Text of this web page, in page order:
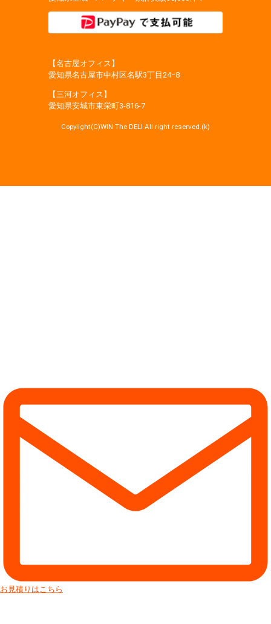
【名古屋オフィス】
愛知県名古屋市中村区名駅3丁目24−8
【三河オフィス】
愛知県安城市東栄町3‐816‐7
Copylight(C)WIN The DELI All right reserved.(k)
お見積りはこちら